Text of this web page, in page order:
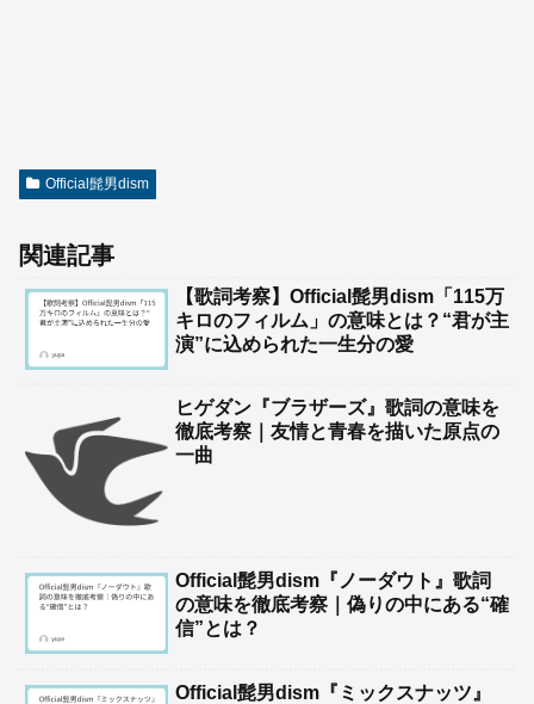
Official髭男dism
関連記事
【歌詞考察】Official髭男dism「115万
キロのフィルム」の意味とは？“君が主
演”に込められた一生分の愛
ヒゲダン『ブラザーズ』歌詞の意味を
徹底考察｜友情と青春を描いた原点の
一曲
Official髭男dism『ノーダウト』歌詞
の意味を徹底考察｜偽りの中にある“確
信”とは？
Official髭男dism『ミックスナッツ』